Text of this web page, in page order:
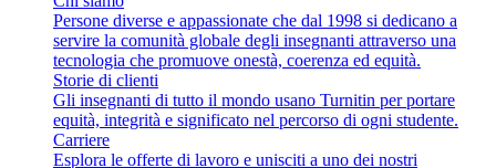
Persone diverse e appassionate che dal 1998 si dedicano a
servire la comunità globale degli insegnanti attraverso una
tecnologia che promuove onestà, coerenza ed equità.
Storie di clienti
Gli insegnanti di tutto il mondo usano Turnitin per portare
equità, integrità e significato nel percorso di ogni studente.
Carriere
Esplora le offerte di lavoro e unisciti a uno dei nostri